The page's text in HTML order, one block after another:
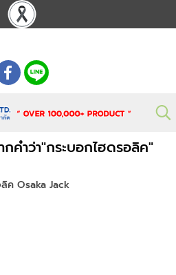
คำว่า"กระบอกไฮดรอลิค"
ค Osaka Jack